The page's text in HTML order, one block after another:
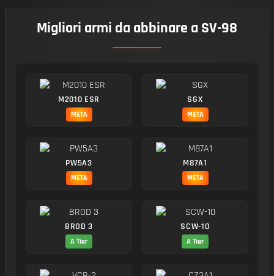
Migliori armi da abbinare a SV-98
M2010 ESR
META
SGX
META
PW5A3
META
M87A1
META
BROD 3
A Tier
SCW-10
A Tier